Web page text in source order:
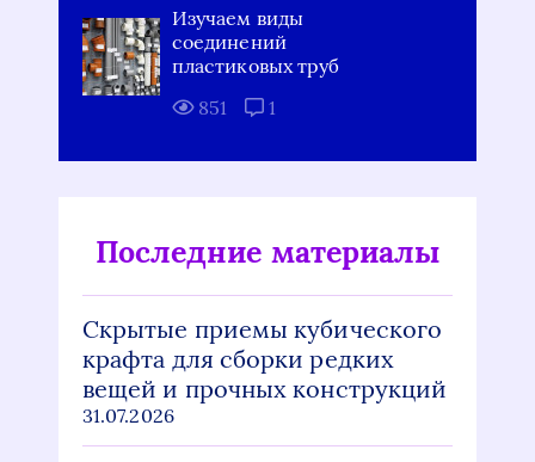
Изучаем виды
соединений
пластиковых труб
851
1
Последние материалы
Скрытые приемы кубического
крафта для сборки редких
вещей и прочных конструкций
31.07.2026